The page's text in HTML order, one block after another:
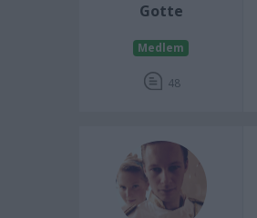
Gotte
Medlem
48